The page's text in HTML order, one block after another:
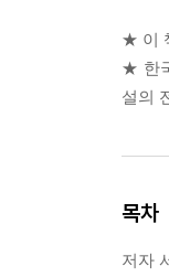
★ 이
★ 한
설의
목차
저자